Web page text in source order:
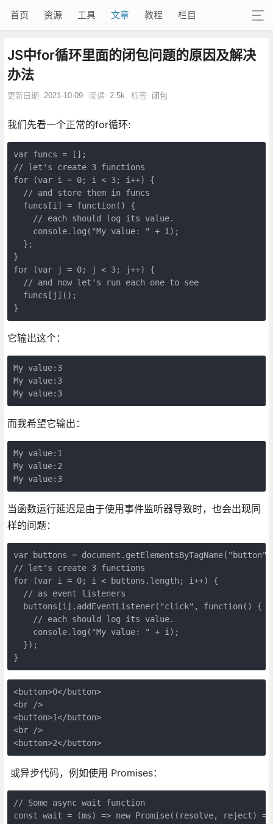
首页 资源 工具 文章 教程 栏目
JS中for循环里面的闭包问题的原因及解决
办法
更新日期: 2021-10-09 阅读: 2.5k 标签: 闭包
我们先看一个正常的for循环:
var funcs = [];
// let's create 3 functions
for (var i = 0; i < 3; i++) {
  // and store them in funcs
  funcs[i] = function() {
    // each should log its value.
    console.log("My value: " + i);
  };
}
for (var j = 0; j < 3; j++) {
  // and now let's run each one to see
  funcs[j]();
}
它输出这个：
My value:3
My value:3
My value:3
而我希望它输出：
My value:1
My value:2
My value:3
当函数运行延迟是由于使用事件监听器导致时，也会出现同
样的问题：
var buttons =
// let's create 3 functions
for (var i = 0; i < buttons.length; i++) {
  // as event listeners
  buttons[i].addEventListener("click", function() {
    // each should log its value.
    console.log("My value: " + i);
  });
}
<button>0</button>
<br />
<button>1</button>
<br />
<button>2</button>
或异步代码，例如使用 Promises：
// Some async wait function
const wait = (ms) => new Promise((resolve, reject)